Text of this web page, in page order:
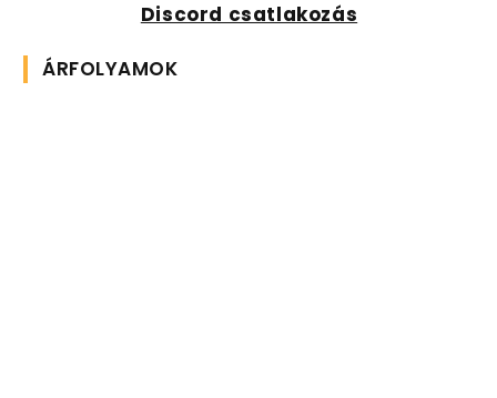
Discord csatlakozás
ÁRFOLYAMOK